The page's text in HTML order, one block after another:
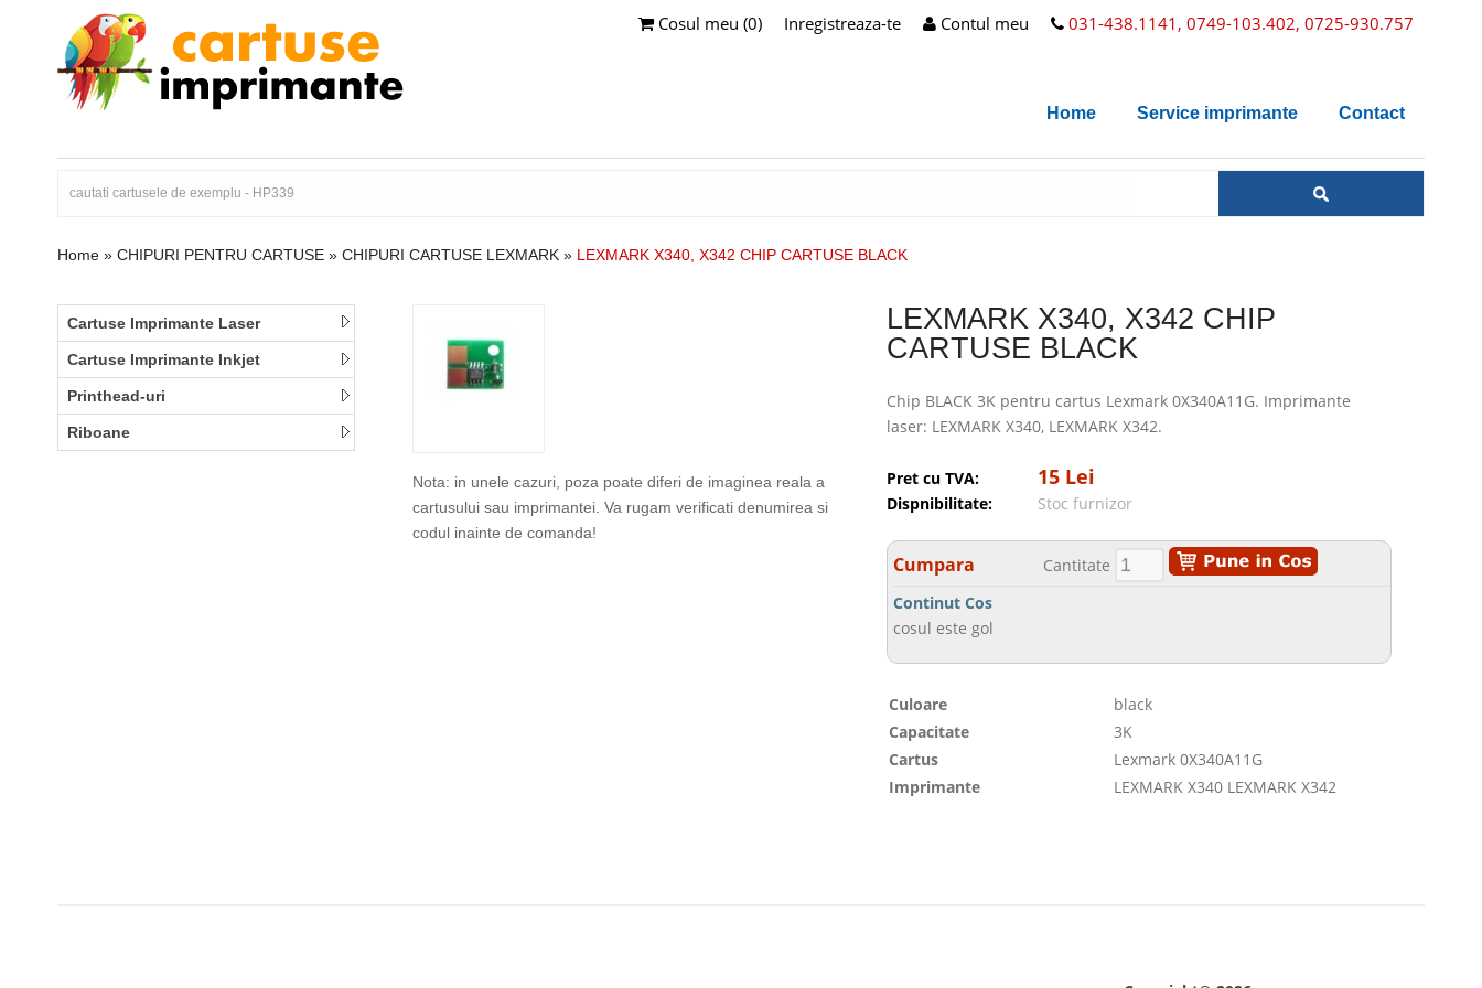
031-438.1141, 0749-103.402, 0725-930.757
Contul meu
Inregistreaza-te
Cosul meu (0)
Home Service imprimante Contact
Home » CHIPURI PENTRU CARTUSE » CHIPURI CARTUSE LEXMARK » LEXMARK X340, X342 CHIP CARTUSE BLACK
Cartuse Imprimante Laser
Cartuse Imprimante Inkjet
Printhead-uri
Riboane
Nota: in unele cazuri, poza poate diferi de imaginea reala a
cartusului sau imprimantei. Va rugam verificati denumirea si
codul inainte de comanda!
LEXMARK X340, X342 CHIP
CARTUSE BLACK
Chip BLACK 3K pentru cartus Lexmark 0X340A11G. Imprimante
laser: LEXMARK X340, LEXMARK X342.
Pret cu TVA: 15 Lei
Dispnibilitate: Stoc furnizor
Cumpara
Cantitate
Continut Cos
cosul este gol
Culoare
black
Capacitate
3K
Cartus
Lexmark 0X340A11G
Imprimante
LEXMARK X340 LEXMARK X342